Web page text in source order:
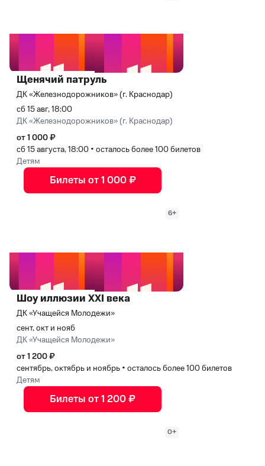
Щенячий патруль
ДК «Железнодорожников» (г. Краснодар)
сб 15 авг, 18:00
ДК «Железнодорожников» (г. Краснодар)
от 1 000 ₽
сб 15 августа, 18:00 • осталось более 100 билетов
Детям
Билеты от 1 000 ₽
6+
Шоу иллюзии XXI века
ДК «Учащейся Молодежи»
сент, окт и нояб
ДК «Учащейся Молодежи»
от 1 200 ₽
сентябрь, октябрь и ноябрь • осталось более 100 билетов
Детям
Билеты от 1 200 ₽
0+